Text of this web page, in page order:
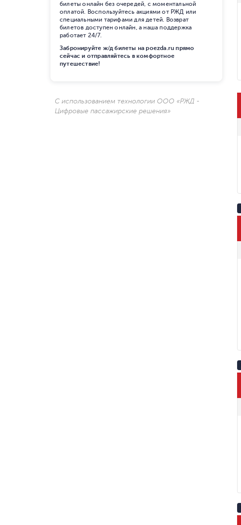
билеты онлайн без очередей, с моментальной
оплатой. Воспользуйтесь акциями от РЖД или
специальными тарифами для детей. Возврат
билетов доступен онлайн, а наша поддержка
работает 24/7.
Забронируйте ж/д билеты на poezda.ru прямо
сейчас и отправляйтесь в комфортное
путешествие!
С использованием технологии ООО «РЖД -
Цифровые пассажирские решения»